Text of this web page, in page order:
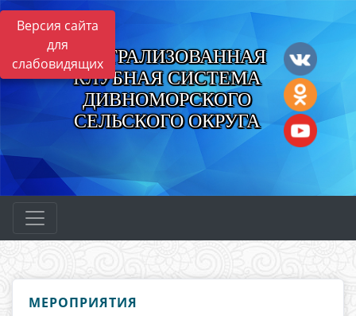
Версия сайта
для
слабовидящихЦЕНТРАЛИЗОВАННАЯ
КЛУБНАЯ СИСТЕМА
ДИВНОМОРСКОГО
СЕЛЬСКОГО ОКРУГА
МЕРОПРИЯТИЯ